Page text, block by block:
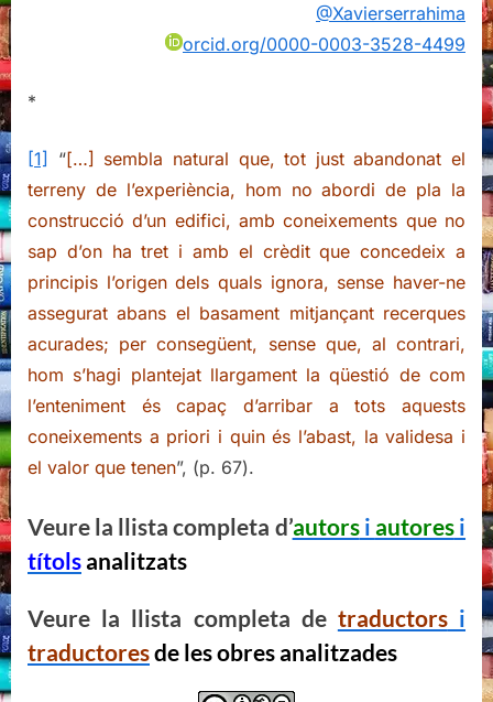
@Xavierserrahima
orcid.org/0000-0003-3528-4499
*
[1] “[…] sembla natural que, tot just abandonat el
terreny de l’experiència, hom no abordi de pla la
construcció d’un edifici, amb coneixements que no
sap d’on ha tret i amb el crèdit que concedeix a
principis l’origen dels quals ignora, sense haver-ne
assegurat abans el basament mitjançant recerques
acurades; per consegüent, sense que, al contrari,
hom s’hagi plantejat llargament la qüestió de com
l’enteniment és capaç d’arribar a tots aquests
coneixements a priori i quin és l’abast, la validesa i
el valor que tenen”, (p. 67).
Veure la llista completa d’autorsi autoresi
títolsanalitzats
Veure la llista completa de traductorsi
traductoresde les obres analitzades